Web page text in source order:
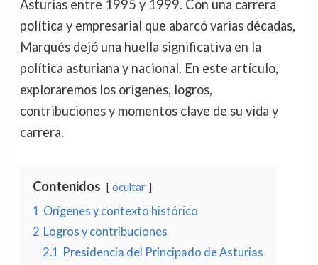
Asturias entre 1995 y 1999. Con una carrera
política y empresarial que abarcó varias décadas,
Marqués dejó una huella significativa en la
política asturiana y nacional. En este artículo,
exploraremos los orígenes, logros,
contribuciones y momentos clave de su vida y
carrera.
Contenidos ocultar
1 Orígenes y contexto histórico
2 Logros y contribuciones
2.1 Presidencia del Principado de Asturias